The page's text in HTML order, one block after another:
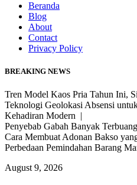
Beranda
Blog
About
Contact
Privacy Policy
BREAKING NEWS
Tren Model Kaos Pria Tahun Ini,
Teknologi Geolokasi Absensi
Kehadiran Modern |
Penyebab Gabah Banyak
Cara Membuat Adonan Bakso
Perbedaan Pemindahan Barang
August 9, 2026